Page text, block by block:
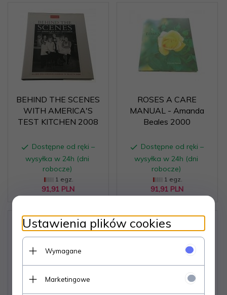
BEHIND THE SCENES
WITH AMERICA'S
TEST KITCHEN 2008
Dostępne od ręki –
wysyłka w 24h (dni
robocze)
1 egz.
91,91 PLN
ROSES A CARE
MANUAL - Amanda
Beales 2000
Dostępne od ręki –
wysyłka w 24h (dni
robocze)
1 egz.
91,91 PLN
Ustawienia plików cookies
Wymagane
Marketingowe